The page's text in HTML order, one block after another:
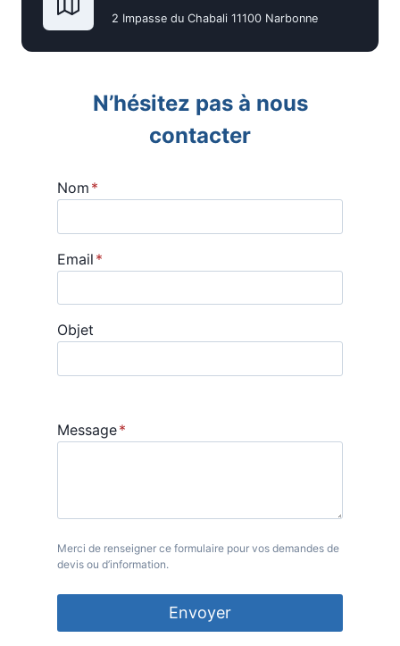
2 Impasse du Chabali 11100 Narbonne
N’hésitez pas à nous
contacter
Nom *
Email *
Objet
Message*
Merci de renseigner ce formulaire pour vos demandes de
devis ou d’information.
Envoyer